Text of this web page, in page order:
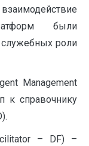
были
роли
Management
к справочнику
– DF) –